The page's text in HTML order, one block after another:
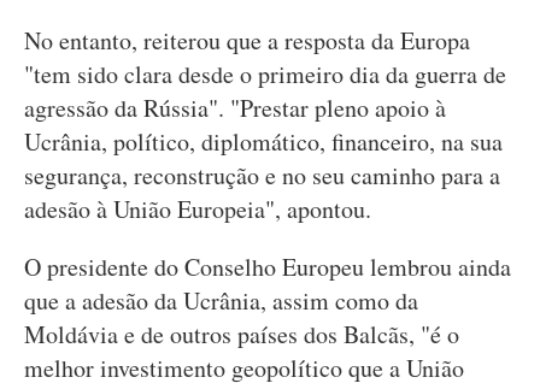
No entanto, reiterou que a resposta da Europa
"tem sido clara desde o primeiro dia da guerra de
agressão da Rússia". "Prestar pleno apoio à
Ucrânia, político, diplomático, financeiro, na sua
segurança, reconstrução e no seu caminho para a
adesão à União Europeia", apontou.
O presidente do Conselho Europeu lembrou ainda
que a adesão da Ucrânia, assim como da
Moldávia e de outros países dos Balcãs, "é o
melhor investimento geopolítico que a União